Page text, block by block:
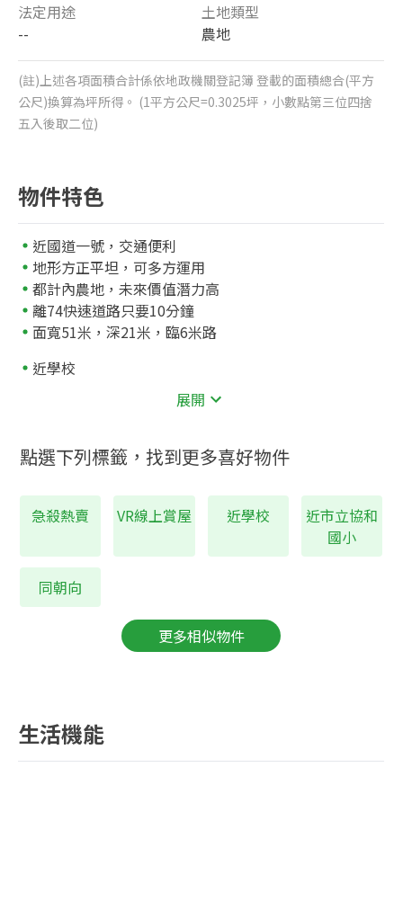
法定用途
--
土地類型
農地
(註)上述各項面積合計係依地政機關登記簿 登載的面積總合(平方
公尺)換算為坪所得。 (1平方公尺=0.3025坪，小數點第三位四捨
五入後取二位)
物件特色
近國道一號，交通便利
地形方正平坦，可多方運用
都計內農地，未來價值潛力高
離74快速道路只要10分鐘
面寬51米，深21米，臨6米路
近學校
公尺
展開
點選下列標籤，找到更多喜好物件
急殺熱賣 VR線上賞屋 近學校
近市立協和
國小
同朝向
更多相似物件
生活機能